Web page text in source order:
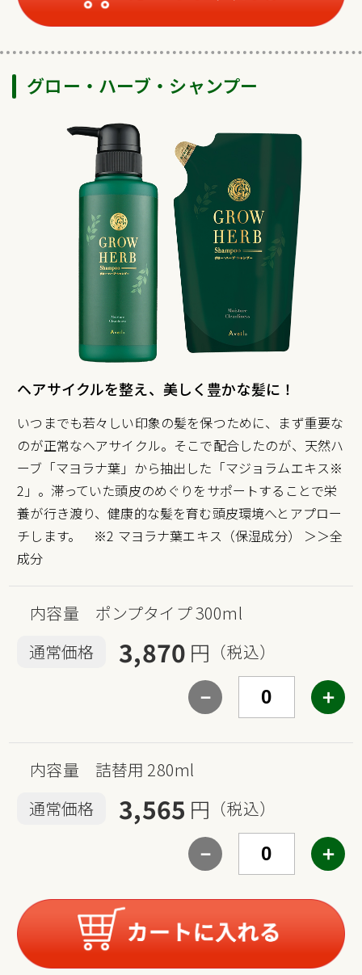
グロー・ハーブ・シャンプー
ヘアサイクルを整え、美しく豊かな髪に！
いつまでも若々しい印象の髪を保つために、まず重要な
のが正常なヘアサイクル。そこで配合したのが、天然ハ
ーブ「マヨラナ葉」から抽出した「マジョラムエキス※
2」。滞っていた頭皮のめぐりをサポートすることで栄
養が行き渡り、健康的な髪を育む頭皮環境へとアプロー
チします。 ※2 マヨラナ葉エキス（保湿成分） ＞＞全
成分
内容量 ポンプタイプ 300ml
通常価格
3,870 円 （税込）
－ ＋
内容量 詰替用 280ml
通常価格
3,565 円 （税込）
－ ＋